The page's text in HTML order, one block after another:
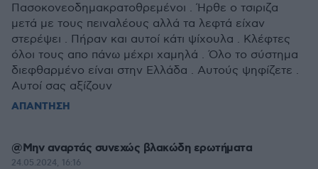
Πασοκονεοδημακρατοθρεμένοι . Ήρθε ο τσιριζα
μετά με τους πειναλέους αλλά τα λεφτά είχαν
στερέψει . Πήραν και αυτοί κάτι ψίχουλα . Κλέφτες
όλοι τους απο πάνω μέχρι χαμηλά . Όλο το σύστημα
διεφθαρμένο είναι στην Ελλάδα . Αυτούς ψηφίζετε .
Αυτοί σας αξίζουν
ΑΠΑΝΤΗΣΗ
@Μην αναρτάς συνεχώς βλακώδη ερωτήματα
24.05.2024, 16:16